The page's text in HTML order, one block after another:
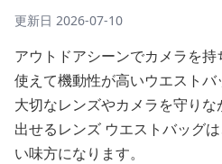
更新日 2026-07-10
アウトドアシーンでカメラを
使えて機動性が高いウエストバ
大切なレンズやカメラを守り
出せるレンズ ウエストバッグ
い味方になります。